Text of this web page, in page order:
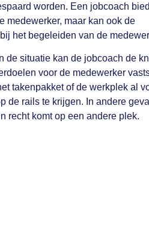
worden. Een jobcoach
medewerker, maar kan ook de
het begeleiden van de
de situatie kan de jobcoach de
voor de medewerker
takenpakket of de werkplek al
de rails te krijgen. In andere
recht komt op een andere plek.